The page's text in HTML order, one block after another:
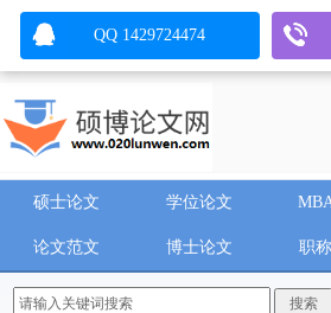
硕士论文 学位论文
论文范文 博士论文 职
QQ 1429724474